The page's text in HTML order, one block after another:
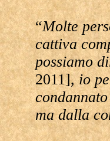
“Molte
cattiva
possiamo
2011],io
ma dalla